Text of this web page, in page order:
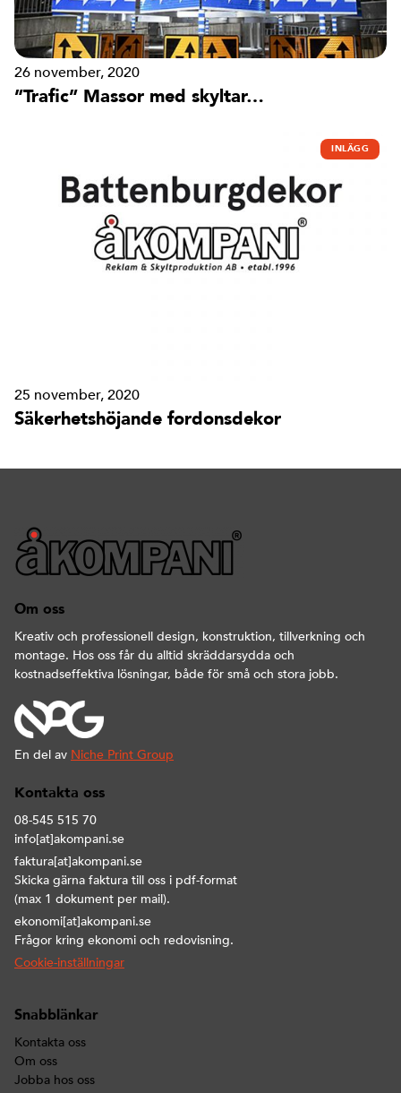
26 november, 2020
”Trafic” Massor med skyltar…
INLÄGG
25 november, 2020
Säkerhetshöjande fordonsdekor
Om oss
Kreativ och professionell design, konstruktion, tillverkning och
montage. Hos oss får du alltid skräddarsydda och
kostnadseffektiva lösningar, både för små och stora jobb.
En del av Niche Print Group
Kontakta oss
08-545 515 70
info[at]akompani.se
faktura[at]akompani.se
Skicka gärna faktura till oss i pdf-format
(max 1 dokument per mail).
ekonomi[at]akompani.se
Frågor kring ekonomi och redovisning.
Cookie-inställningar
Snabblänkar
Kontakta oss
Om oss
Jobba hos oss